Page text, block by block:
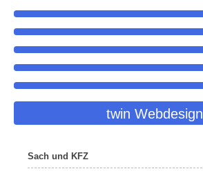
twin Webdesign
Sach und KFZ